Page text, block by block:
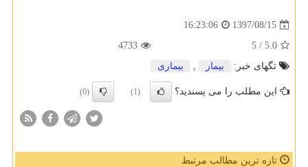
1397/08/15
16:23:06
5.0
/ 5
4733
تگهای خبر:
بیمار , بیماری
این مطلب را می پسندید؟ (1)
(0)
تازه ترین مطالب مرتبط